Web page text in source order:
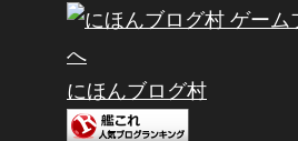
にほんブログ村